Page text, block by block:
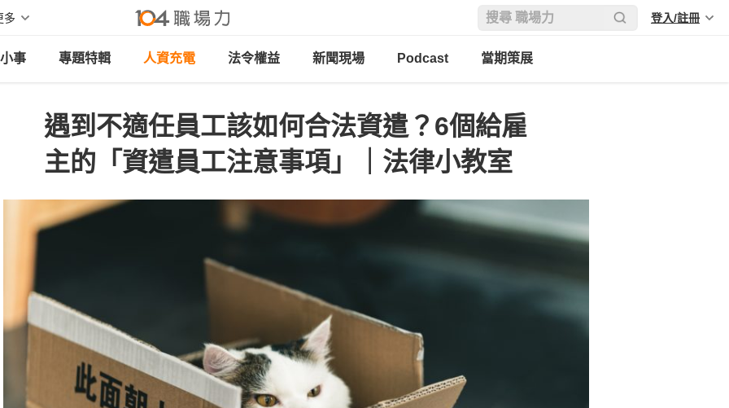
多 登入/註冊
事 專題特輯 人資充電 法令權益 新聞現場 Podcast 當期策展
遇到不適任員工該如何合法資遣？6個給雇
主的「資遣員工注意事項」｜法律小教室